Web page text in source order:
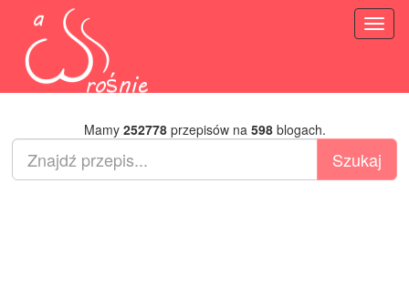
Mamy 252778przepisów na 598blogach.